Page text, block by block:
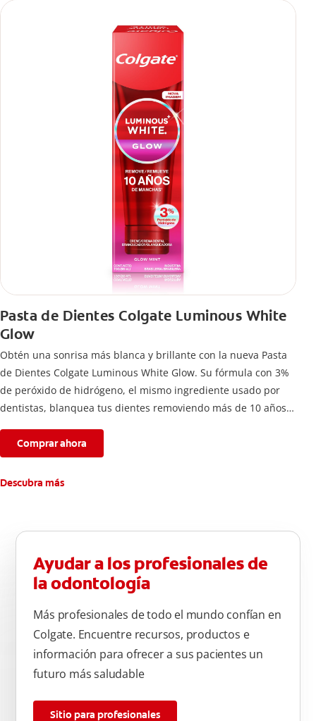
Pasta de Dientes Colgate Luminous White
Glow
Obtén una sonrisa más blanca y brillante con la nueva Pasta
de Dientes Colgate Luminous White Glow. Su fórmula con 3%
de peróxido de hidrógeno, el mismo ingrediente usado por
dentistas, blanquea tus dientes removiendo más de 10 años
Comprar ahora
Descubra más
Ayudar a los profesionales de
la odontología
Más profesionales de todo el mundo confían en
Colgate. Encuentre recursos, productos e
información para ofrecer a sus pacientes un
futuro más saludable
Sitio para profesionales